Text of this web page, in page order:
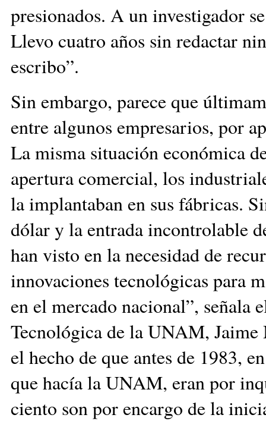
presionados. A un investigador
Llevo cuatro años sin redactar
escribo”.
Sin embargo, parece que
entre algunos empresarios, por
La misma situación económica
apertura comercial, los
la implantaban en sus fábricas.
dólar y la entrada incontrolable
han visto en la necesidad de
innovaciones tecnológicas para
en el mercado nacional”,
Tecnológica de la UNAM,
el hecho de que antes de 1983,
que hacía la UNAM, eran por
ciento son por encargo de la